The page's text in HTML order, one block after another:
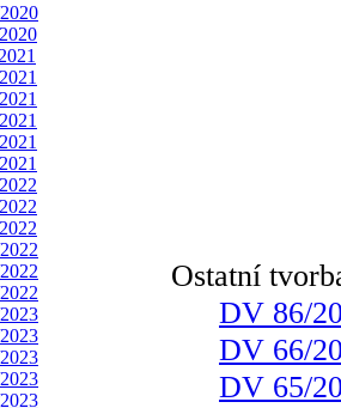
Ostatní
DV 86/
DV 66/
DV 65/